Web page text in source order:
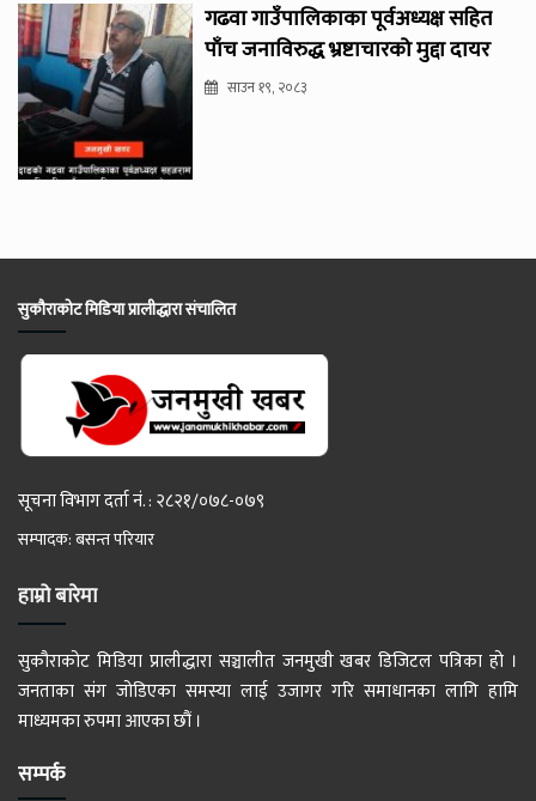
गढवा गाउँपालिकाका पूर्वअध्यक्ष सहित
पाँच जनाविरुद्ध भ्रष्टाचारको मुद्दा दायर
साउन १९, २०८३
सुकौराकोट मिडिया प्रालीद्धारा संचालित
सूचना विभाग दर्ता नं. : २८२१/०७८-०७९
सम्पादक: बसन्त परियार
हाम्रो बारेमा
सुकौराकोट मिडिया प्रालीद्धारा सञ्चालीत जनमुखी खबर डिजिटल पत्रिका हो ।
जनताका संग जोडिएका समस्या लाई उजागर गरि समाधानका लागि हामि
माध्यमका रुपमा आएका छौं ।
सम्पर्क